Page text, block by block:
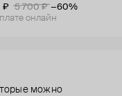
₽
5 700 ₽ −60%
онлайн
можно